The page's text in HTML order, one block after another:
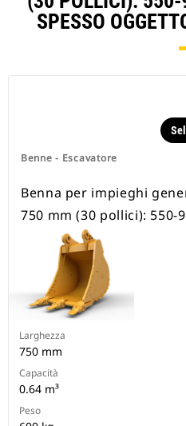
SPESSO
Benne - Escavatore
Benna per impieghi
750 mm (30 pollici): 550-
Larghezza
750 mm
Capacità
0.64 m³
Peso